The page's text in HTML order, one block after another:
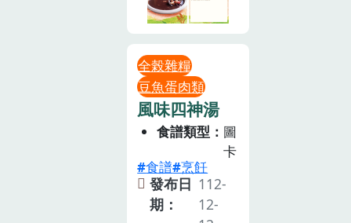
全榖雜糧
豆魚蛋肉類
風味四神湯
食譜類型
圖
卡
食譜 烹飪
發布日
期：
112-
12-